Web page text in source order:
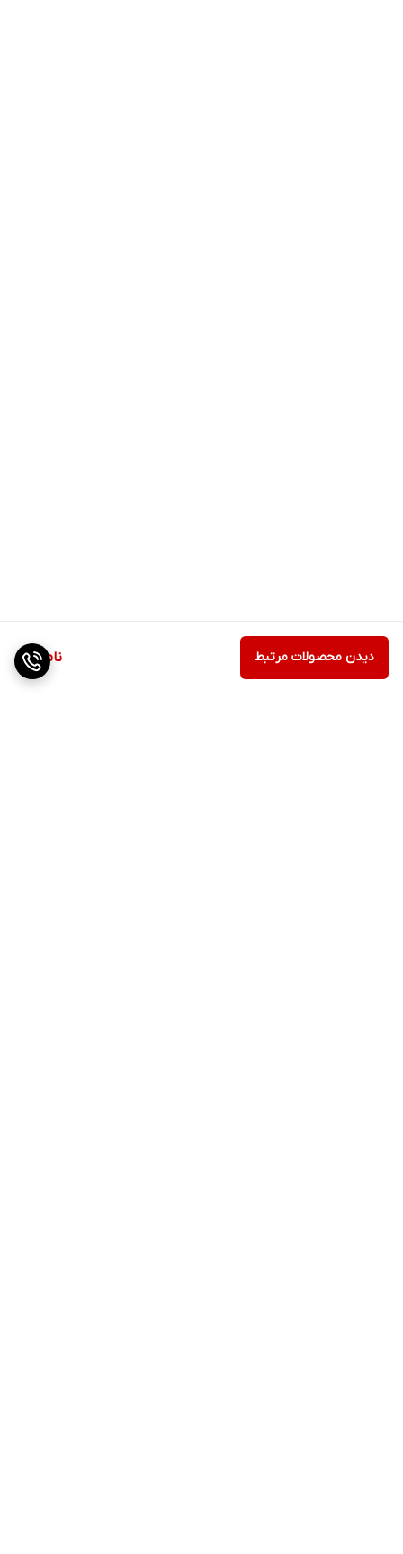
ناموجود دیدن محصولات مرتبط